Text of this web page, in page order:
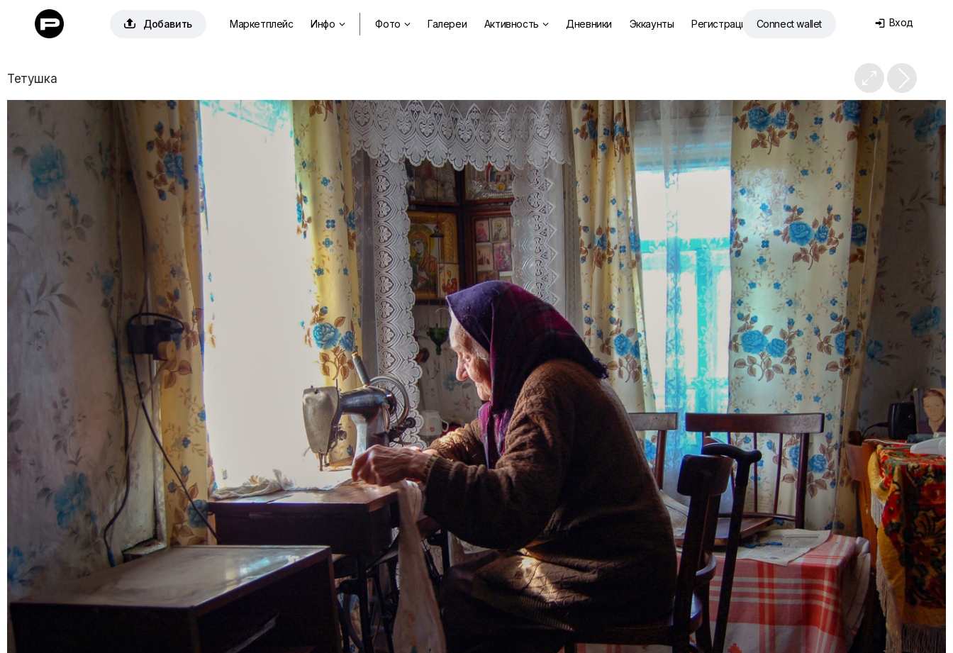
 Добавить Маркетплейс Инфо  Фото  Галереи Активность  Дневники Эккаунты Регистрация Connect wallet  Вход

Тетушка